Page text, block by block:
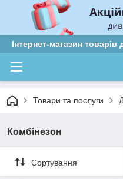
Інтернет-магазин товарів
Товари та послуги
Комбінезон
Сортування